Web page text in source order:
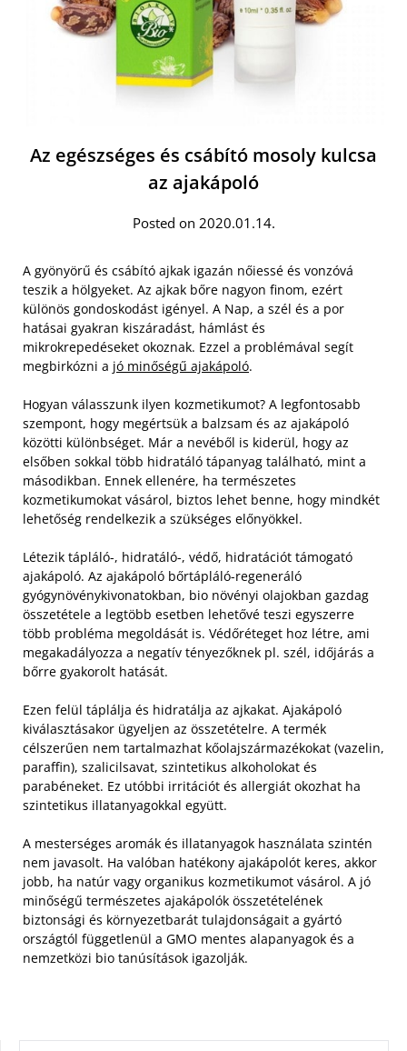
Az egészséges és csábító mosoly kulcsa
az ajakápoló
Posted on 2020.01.14.
A gyönyörű és csábító ajkak igazán nőiessé és vonzóvá
teszik a hölgyeket. Az ajkak bőre nagyon finom, ezért
különös gondoskodást igényel. A Nap, a szél és a por
hatásai gyakran kiszáradást, hámlást és
mikrokrepedéseket okoznak. Ezzel a problémával segít
megbirkózni a jó minőségű ajakápoló.
Hogyan válasszunk ilyen kozmetikumot? A legfontosabb
szempont, hogy megértsük a balzsam és az ajakápoló
közötti különbséget. Már a nevéből is kiderül, hogy az
elsőben sokkal több hidratáló tápanyag található, mint a
másodikban. Ennek ellenére, ha természetes
kozmetikumokat vásárol, biztos lehet benne, hogy mindkét
lehetőség rendelkezik a szükséges előnyökkel.
Létezik tápláló-, hidratáló-, védő, hidratációt támogató
ajakápoló. Az ajakápoló bőrtápláló-regeneráló
gyógynövénykivonatokban, bio növényi olajokban gazdag
összetétele a legtöbb esetben lehetővé teszi egyszerre
több probléma megoldását is. Védőréteget hoz létre, ami
megakadályozza a negatív tényezőknek pl. szél, időjárás a
bőrre gyakorolt ​​hatását.
Ezen felül táplálja és hidratálja az ajkakat. Ajakápoló
kiválasztásakor ügyeljen az összetételre. A termék
célszerűen nem tartalmazhat kőolajszármazékokat (vazelin,
paraffin), szalicilsavat, szintetikus alkoholokat és
parabéneket. Ez utóbbi irritációt és allergiát okozhat ha
szintetikus illatanyagokkal együtt.
A mesterséges aromák és illatanyagok használata szintén
nem javasolt. Ha valóban hatékony ajakápolót keres, akkor
jobb, ha natúr vagy organikus kozmetikumot vásárol. A jó
minőségű természetes ajakápolók összetételének
biztonsági és környezetbarát tulajdonságait a gyártó
országtól függetlenül a GMO mentes alapanyagok és a
nemzetközi bio tanúsítások igazolják.